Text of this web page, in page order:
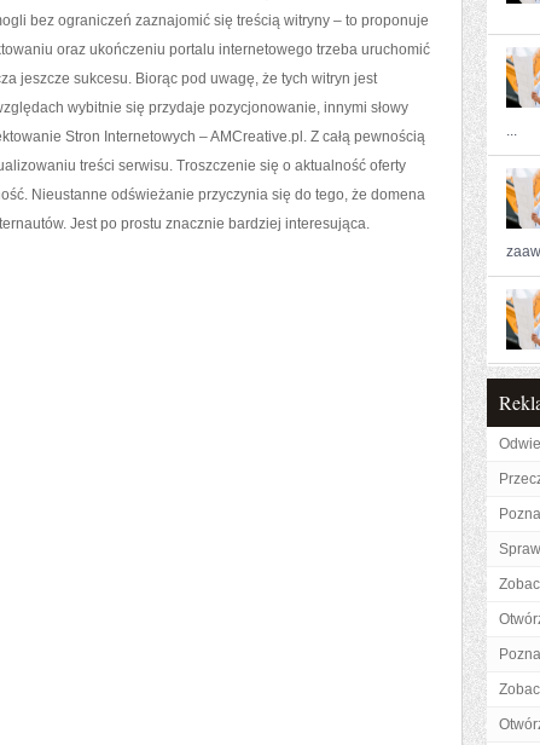
bez ograniczeń zaznajomić się treścią witryny – to proponuje
oraz ukończeniu portalu internetowego trzeba uruchomić
jeszcze sukcesu. Biorąc pod uwagę, że tych witryn jest
wybitnie się przydaje pozycjonowanie, innymi słowy
Stron Internetowych – AMCreative.pl. Z całą pewnością
treści serwisu. Troszczenie się o aktualność oferty
Nieustanne odświeżanie przyczynia się do tego, że domena
Jest po prostu znacznie bardziej interesująca.
...